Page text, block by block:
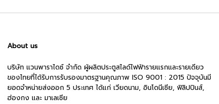
About us
บริษัท แวนพาราไดซ์ จำกัด ผู้ผลิตประตูสไลด์ไฟฟ้ารายแรกและรายเดียว
ของไทยที่ได้รับการรับรองมาตรฐานคุณภาพ ISO 9001 : 2015 ปัจจุบันมี
ยอดจำหน่ายส่งออก 5 ประเทศ ได้แก่ เวียดนาม, อินโดนีเซีย, ฟิลิปปินส์,
ฮ่องกง และ มาเลเซีย